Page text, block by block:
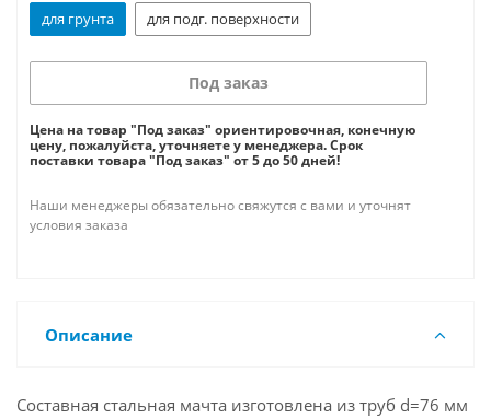
для грунта
для подг. поверхности
Под заказ
Цена на товар "Под заказ" ориентировочная, конечную
цену, пожалуйста, уточняете у менеджера. Срок
поставки товара "Под заказ" от 5 до 50 дней!
Наши менеджеры обязательно свяжутся с вами и уточнят
условия заказа
Описание
Составная стальная мачта изготовлена из труб d=76 мм